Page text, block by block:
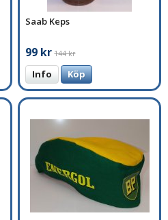
Saab Keps
99 kr 144 kr
Info Köp